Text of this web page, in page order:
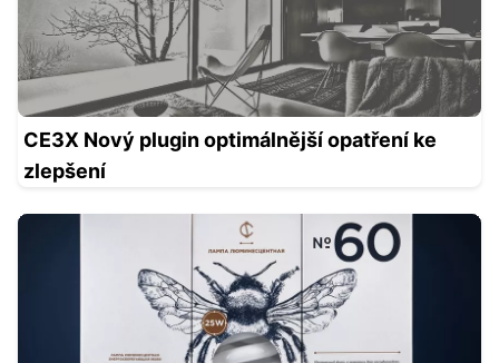
CE3X Nový plugin optimálnější opatření ke
zlepšení